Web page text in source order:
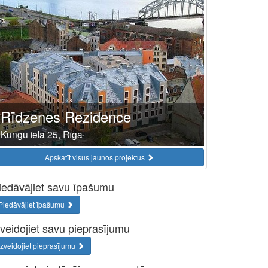
Rīdzenes Rezidence
Kungu iela 25, Rīga
Apskatīt visus jaunos projektus
savu īpašumu
īpašumu
savu pieprasījumu
pieprasījumu